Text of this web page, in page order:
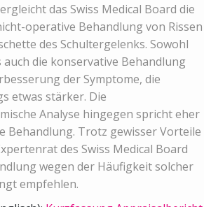
das Swiss Medical Board die
operative Behandlung von Rissen
des Schultergelenks. Sowohl
die konservative Behandlung
der Symptome, die
etwas stärker. Die
Analyse hingegen spricht eher
Behandlung. Trotz gewisser Vorteile
des Swiss Medical Board
wegen der Häufigkeit solcher
empfehlen.